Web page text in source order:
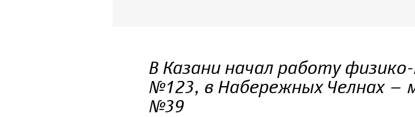
В Казани начал работу
№123, в Набережных Челнах –
№39